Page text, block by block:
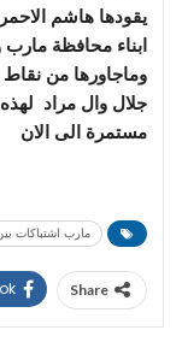
يقودها هاشم
ابناء محافظة
وماجاورها من
جلال وال مراد لهذه
مستمرة الى الان
مارب اشتباكات
Share